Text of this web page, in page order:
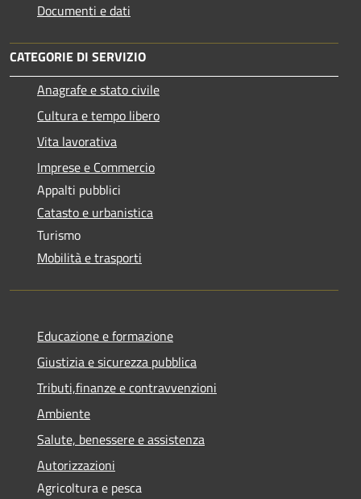
Documenti e dati
CATEGORIE DI SERVIZIO
Anagrafe e stato civile
Cultura e tempo libero
Vita lavorativa
Imprese e Commercio
Appalti pubblici
Catasto e urbanistica
Turismo
Mobilità e trasporti
Educazione e formazione
Giustizia e sicurezza pubblica
Tributi,finanze e contravvenzioni
Ambiente
Salute, benessere e assistenza
Autorizzazioni
Agricoltura e pesca